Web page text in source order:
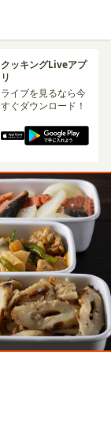
クッキングLiveアプ
リ
ライブを見るなら今
すぐダウンロード！